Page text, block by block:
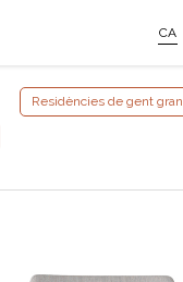
CA
Residències de gent gran